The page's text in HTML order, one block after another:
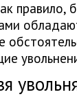
правило,